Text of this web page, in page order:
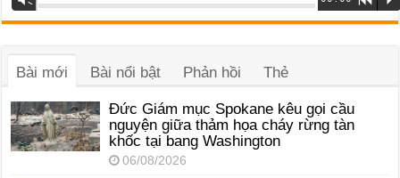
phát
âm
Bài mới Bài nổi bật Phản hồi Thẻ
Đức Giám mục Spokane kêu gọi cầu
nguyện giữa thảm họa cháy rừng tàn
khốc tại bang Washington
06/08/2026